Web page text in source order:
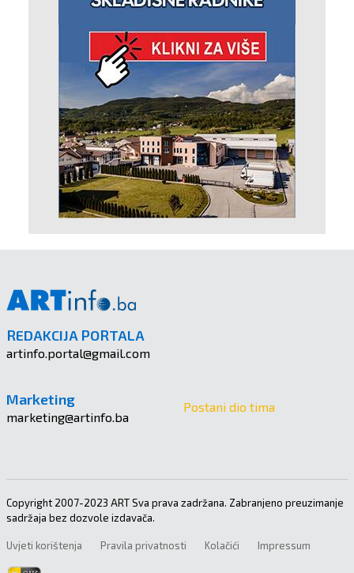
REDAKCIJA PORTALA
artinfo.portal@gmail.com
Marketing
marketing@artinfo.ba
Postani dio tima
Copyright 2007-2023 ART Sva prava zadržana. Zabranjeno preuzimanje
sadržaja bez dozvole izdavača.
Uvjeti korištenja Pravila privatnosti Kolačići Impressum